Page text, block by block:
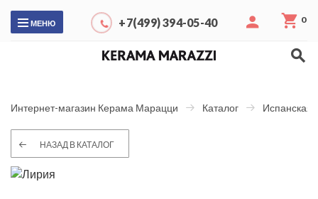
МЕНЮ +7(499) 394-05-40 0
Интернет-магазин Керама Марацци Каталог Испанская
НАЗАД В КАТАЛОГ